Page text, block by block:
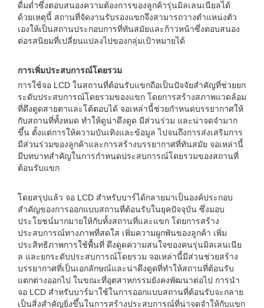
ดื่มด่ำซึ่งตอบสนองความต้องการของลูกค้ารุ่นมิลเลนเนียลได้
ด้วยเหตุนี้ สถานที่จัดงานรับรองแขกจึงสามารถวางตำแหน่งตัว
เองให้เป็นสถานประกอบการที่ทันสมัยและก้าวหน้าซึ่งตอบสนอง
ต่อรสนิยมที่เปลี่ยนแปลงไปของกลุ่มเป้าหมายได้
การเพิ่มประสบการณ์โดยรวม
การใช้จอ LCD ในสถานที่ต้อนรับแขกถือเป็นปัจจัยสำคัญที่ช่วยยก
ระดับประสบการณ์โดยรวมของแขก โดยการสร้างสภาพแวดล้อม
ที่ดึงดูดสายตาและโต้ตอบได้ จอเหล่านี้ช่วยกำหนดบรรยากาศให้
กับสถานที่ทั้งหมด ทำให้ดูน่าดึงดูด มีส่วนร่วม และน่าจดจำมาก
ขึ้น ตั้งแต่การให้ความบันเทิงและข้อมูล ไปจนถึงการส่งเสริมการ
มีส่วนร่วมของลูกค้าและการสร้างบรรยากาศที่ทันสมัย ​​จอเหล่านี้
มีบทบาทสำคัญในการกำหนดประสบการณ์โดยรวมของสถานที่
ต้อนรับแขก
โดยสรุปแล้ว จอ LCD สำหรับบาร์ได้กลายมาเป็นองค์ประกอบ
สำคัญของการออกแบบสถานที่ต้อนรับในยุคปัจจุบัน ซึ่งมอบ
ประโยชน์มากมายให้กับทั้งสถานที่และแขก โดยการสร้าง
ประสบการณ์ทางภาพที่สดใส เพิ่มความผูกพันของลูกค้า เพิ่ม
ประสิทธิภาพการใช้พื้นที่ ดึงดูดความสนใจของคนรุ่นมิลเลนเนีย
ล และยกระดับประสบการณ์โดยรวม จอเหล่านี้มีส่วนช่วยสร้าง
บรรยากาศที่เป็นเอกลักษณ์และน่าดึงดูดที่ทำให้สถานที่ต้อนรับ
แตกต่างออกไป ในขณะที่อุตสาหกรรมยังคงพัฒนาต่อไป การนำ
จอ LCD สำหรับบาร์มาใช้ในการออกแบบสถานที่ต้อนรับจะกลาย
เป็นสิ่งสำคัญยิ่งขึ้นในการสร้างประสบการณ์ที่น่าจดจำให้กับแขก